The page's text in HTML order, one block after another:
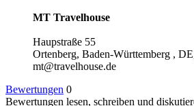
MT Travelhouse
Haupstraße 55
Ortenberg, Baden-Württemberg ,
mt@travelhouse.de
Bewertungen 0
Bewertungen lesen, schreiben und